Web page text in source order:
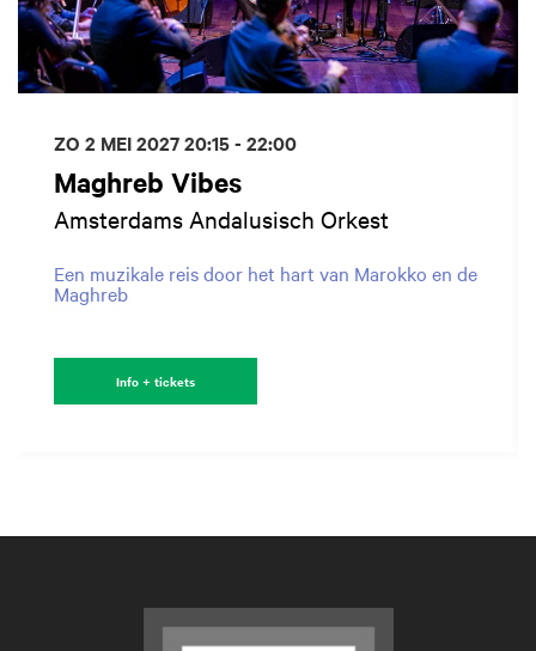
Maghreb Vibes
Amsterdams Andalusisch Orkest
Een muzikale reis door het hart van Marokko en de
Maghreb
ZO 2 MEI 202720:15 - 22:00
Info + tickets